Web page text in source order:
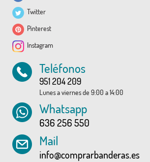
Twitter
Pinterest
Instagram
Teléfonos
951 204 209
Lunes a viernes de 9:00 a 14:00
Whatsapp
636 256 550
Mail
info@comprarbanderas.es